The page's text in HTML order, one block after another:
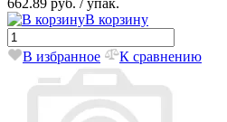
662.89 руб. / упак.
В корзину
В избранное К сравнению